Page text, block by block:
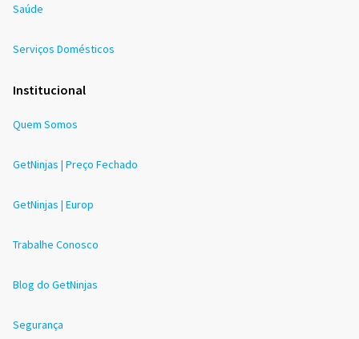
Saúde
Serviços Domésticos
Institucional
Quem Somos
GetNinjas | Preço Fechado
GetNinjas | Europ
Trabalhe Conosco
Blog do GetNinjas
Segurança